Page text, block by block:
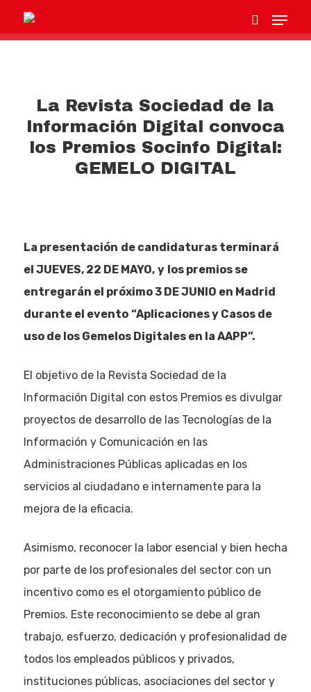
La Revista Sociedad de la
Información Digital convoca
los Premios Socinfo Digital:
GEMELO DIGITAL
La presentación de candidaturas terminará
el JUEVES, 22 DE MAYO, y los premios se
entregarán el próximo 3 DE JUNIO en Madrid
durante el evento “Aplicaciones y Casos de
uso de los Gemelos Digitales en la AAPP”.
El objetivo de la Revista Sociedad de la
Información Digital con estos Premios es divulgar
proyectos de desarrollo de las Tecnologías de la
Información y Comunicación en las
Administraciones Públicas aplicadas en los
servicios al ciudadano e internamente para la
mejora de la eficacia.
Asimismo, reconocer la labor esencial y bien hecha
por parte de los profesionales del sector con un
incentivo como es el otorgamiento público de
Premios. Este reconocimiento se debe al gran
trabajo, esfuerzo, dedicación y profesionalidad de
todos los empleados públicos y privados,
instituciones públicas, asociaciones del sector y